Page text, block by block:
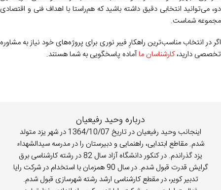
دو، می‌توانید انتخابی دقیق داشته باشید که هم‌راستا با اهداف فنی و اقتصادی
مجموعه شماست.
اگر در انتخاب مناسب‌ترین راهکارِ فیبر نوری برای پروژه‌های خود نیاز به مشاوره
تخصصی دارید،کارشناسان ماآماده پاسخگویی به شما هستند.
درباره وحید رفیعیان
اینجانب وحید رفیعیان در تاریخ 1364/10/07 در شهر یزد متولد
شدم. مقاطع ابتدایی، راهنمایی و دبیرستان را در مدرسه سیدالشهداء
یزد گذراندم. در کنکور دانشگاه آزاد سال 82 در رشته کارشناسی برق
گرایش قدرت قبول شدم. در سال 90 همزمان با استخدام در شرکت رایا
تدبیر کویر، در مقطع کارشناسی ارشد رشته شهرسازی قبول شدم.